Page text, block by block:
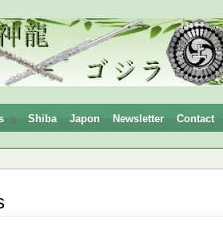
Shiba Japon Newsletter Contact